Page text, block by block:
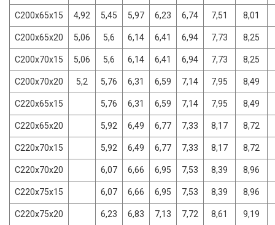
C200x65x15 4,92 5,45 5,97 6,23 6,74 7,51 8,01
C200x65x20 5,06 5,6 6,14 6,41 6,94 7,73 8,25
C200x70x15 5,06 5,6 6,14 6,41 6,94 7,73 8,25
C200x70x20 5,2 5,76 6,31 6,59 7,14 7,95 8,49
C220x65x15 5,76 6,31 6,59 7,14 7,95 8,49
C220x65x20 5,92 6,49 6,77 7,33 8,17 8,72
C220x70x15 5,92 6,49 6,77 7,33 8,17 8,72
C220x70x20 6,07 6,66 6,95 7,53 8,39 8,96
C220x75x15 6,07 6,66 6,95 7,53 8,39 8,96
C220x75x20 6,23 6,83 7,13 7,72 8,61 9,19